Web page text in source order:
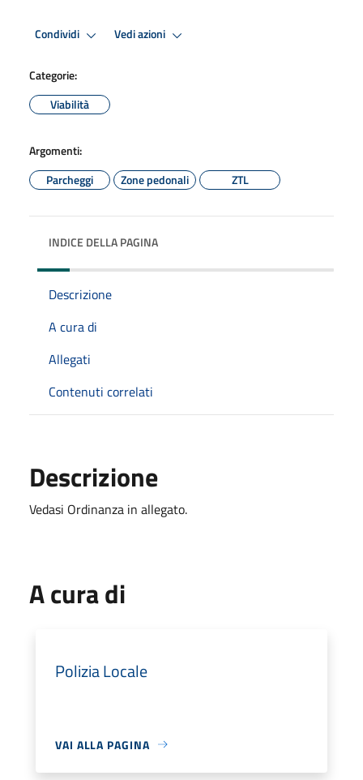
Condividi Vedi azioni
Categorie:
Viabilità
Argomenti:
Parcheggi
Zone pedonali ZTL
INDICE DELLA PAGINA
Descrizione
A cura di
Allegati
Contenuti correlati
Descrizione
Vedasi Ordinanza in allegato.
A cura di
Polizia Locale
VAI ALLA PAGINA